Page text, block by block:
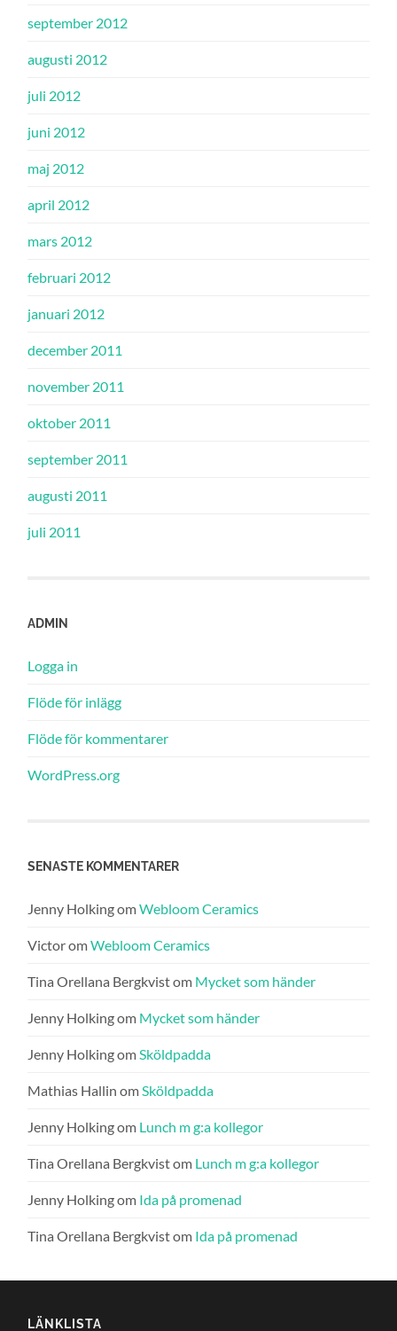
september 2012
augusti 2012
juli 2012
juni 2012
maj 2012
april 2012
mars 2012
februari 2012
januari 2012
december 2011
november 2011
oktober 2011
september 2011
augusti 2011
juli 2011
ADMIN
Logga in
Flöde för inlägg
Flöde för kommentarer
WordPress.org
SENASTE KOMMENTARER
Jenny HolkingomWebloom Ceramics
VictoromWebloom Ceramics
Tina Orellana Bergkvistom Mycket som händer
Jenny Holkingom Mycket som händer
Jenny HolkingomSköldpadda
Mathias Hallin omSköldpadda
Jenny Holkingom Lunch m g:a kollegor
Tina Orellana Bergkvistom Lunch m g:a kollegor
Jenny Holkingom Ida på promenad
Tina Orellana Bergkvistom Ida på promenad
LÄNKLISTA